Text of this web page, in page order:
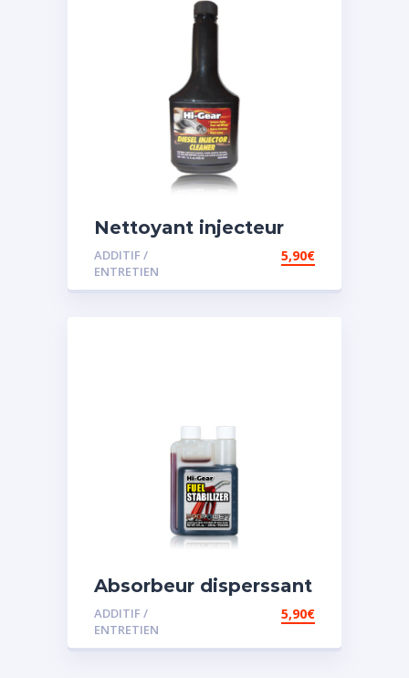
Nettoyant injecteur
diesel
ADDITIF /
ENTRETIEN
5,90€
Absorbeur disperssant
d’eau pour carburant
ADDITIF /
ENTRETIEN
5,90€